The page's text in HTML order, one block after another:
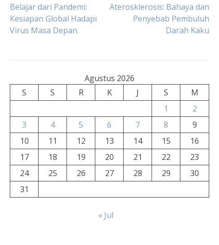
Navigasi
pos
Belajar dari Pandemi:
Kesiapan Global Hadapi
Virus Masa Depan
Aterosklerosis: Bahaya dan
Penyebab Pembuluh
Darah Kaku
Agustus 2026
S
S R K J S
M
1
2
3
4 5 6 7 8
9
10
11 12 13 14 15
16
17
18 19 20 21 22
23
24
25 26 27 28 29
30
31
« Jul